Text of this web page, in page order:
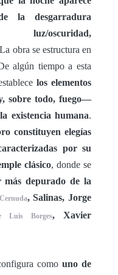
la desgarradura
luz/oscuridad,
obra se estructura en
algún tiempo a esta
los elementos
sobre todo, fuego—
existencia humana.
constituyen elegías
por su
clásico, donde se
más depurado de la
Cernuda, Salinas, Jorge
Luis Borges, Xavier
como uno de